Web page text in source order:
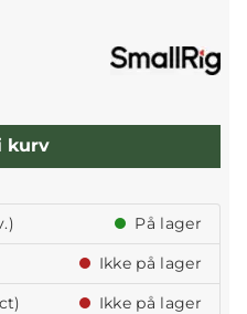
kurv
På lager
Ikke på lager
Ikke på lager